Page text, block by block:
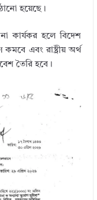
হয়েছে।
কার্যকর হলে বিদেশ
এবং রাষ্ট্রীয় অর্থ
তৈরি হবে।